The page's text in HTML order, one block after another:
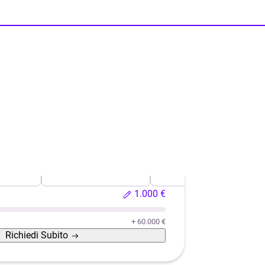
1.000 €
+ 60.000 €
Richiedi Subito